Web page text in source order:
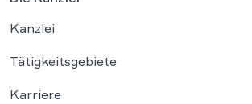
Kanzlei
Tätigkeitsgebiete
Karriere